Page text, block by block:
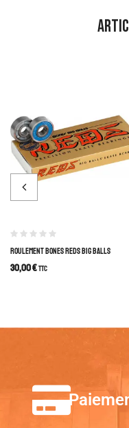
ROULEMENT BONES REDS BIG BALLS
30,00€TTC